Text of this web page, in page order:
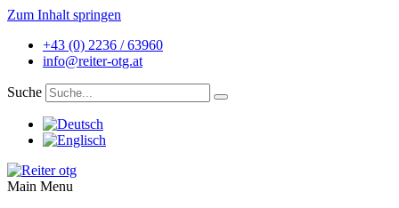
Zum Inhalt springen
+43 (0) 2236 / 63960
info@reiter-otg.at
Suche
Main Menu